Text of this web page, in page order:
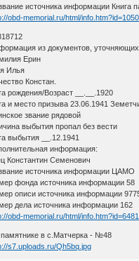
источника информации Книга
obd-memorial.ru/html/
из документов,
Ерин
Илья
Констан.
рождения/Возраст __.__.1920
и место призыва 23.06.1941
звание рядовой
выбытия пропал без вести
выбытия __.12.1941
информация:
Константин Семенович
источника информации ЦАМО
фонда источника информации 58
описи источника информации
дела источника информации 162
obd-memorial.ru/html/
в с.Матчерка - №48
s7.uploads.ru/Qh5bq.jpg